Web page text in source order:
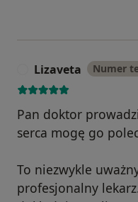
Lizaveta Numer
Pan doktor
serca mogę go
To niezwykle
profesjonalny